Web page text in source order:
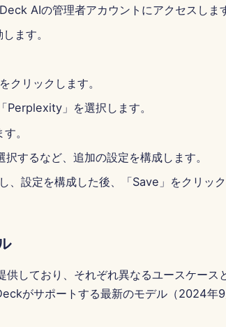
AIの管理者アカウントにアクセスしま
ます。
クリックします。
Perplexity」を選択します。
。
するなど、追加の設定を構成します。
、設定を構成した後、「Save」をクリッ
しており、それぞれ異なるユースケース
がサポートする最新のモデル（2024年9